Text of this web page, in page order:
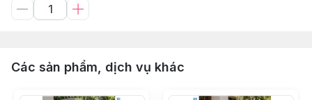
Các sản phẩm, dịch vụ khác